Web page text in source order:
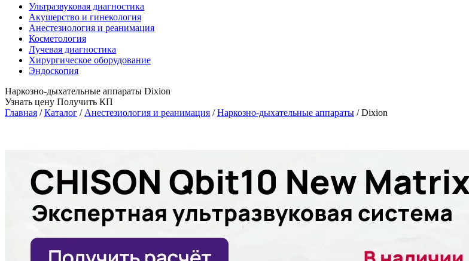
Ультразвуковая диагностика
Акушерство и гинекология
Анестезиология и реанимация
Косметология
Лучевая диагностика
Хирургическое оборудование
Эндоскопия
Наркозно-дыхательные аппараты Dixion
Узнать цену Получить КП
Главная /Каталог / Анестезиология и реанимация /Наркозно-дыхательные аппараты /Dixion